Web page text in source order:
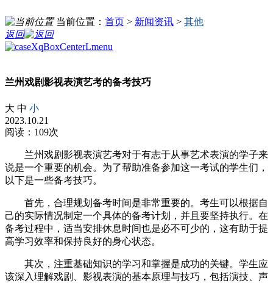
当前位置： 首页 > 新闻资讯 > 其他
返回
兰州戏剧影视表演艺考的备考技巧
大 中 小
2023.10.21
阅读：109次
兰州戏剧影视表演艺考对于有志于从事艺术表演的学子来
说是一个重要的机会。为了帮助准备参加这一考试的学生们，
以下是一些备考技巧。
首先，合理规划备考时间是非常重要的。考生可以根据自
己的实际情况制定一个具体的备考计划，并且要坚持执行。在
备考过程中，适当安排休息时间也是必不可少的，这有助于提
高学习效率和保持良好的身心状态。
其次，注重基础知识的学习和掌握是成功的关键。学生应
该深入理解戏剧、影视表演的基本原理与技巧，包括演技、声